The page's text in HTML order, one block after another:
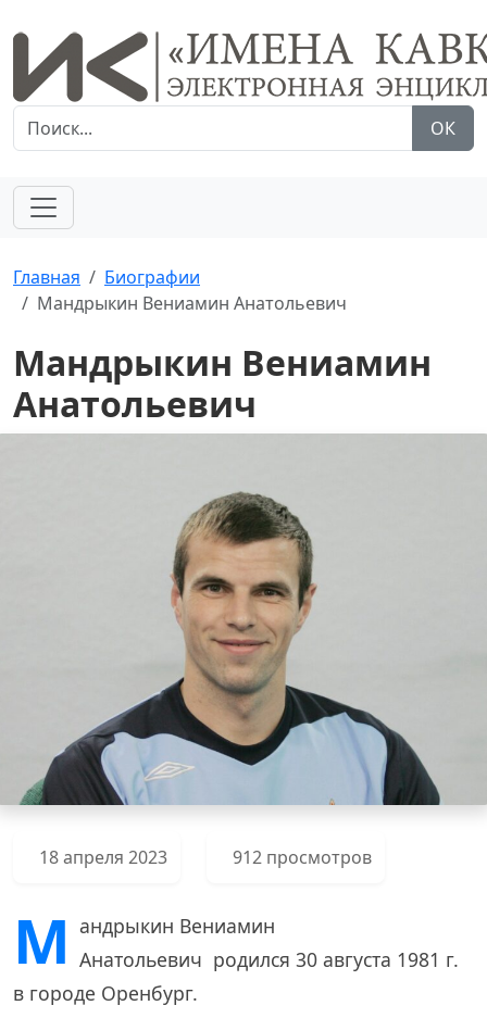
ОК
Главная
Биографии
Мандрыкин Вениамин Анатольевич
Мандрыкин Вениамин
Анатольевич
18 апреля 2023 912 просмотров
М андрыкин Вениамин
Анатольевич родился 30 августа 1981 г.
в городе Оренбург.